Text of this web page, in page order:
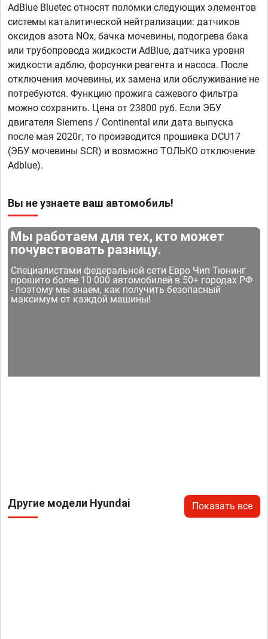
AdBlue Bluetec относят поломки следующих элементов
системы каталитической нейтрализации: датчиков
оксидов азота NOx, бачка мочевины, подогрева бака
или трубопровода жидкости AdBlue, датчика уровня
жидкости адблю, форсунки реагента и насоса. После
отключения мочевины, их замена или обслуживание не
потребуются. Функцию прожига сажевого фильтра
можно сохранить. Цена от 23800 руб. Если ЭБУ
двигателя Siemens / Continental или дата выпуска
после мая 2020г, то производится прошивка DCU17
(ЭБУ мочевины SCR) и возможно ТОЛЬКО отключение
Adblue).
Вы не узнаете ваш автомобиль!
Мы работаем для тех, кто может
почувствовать разницу.
Специалистами федеральной сети Евро Чип Тюнинг
прошито более 10 000 автомобилей в 50+ городах РФ
- поэтому мы знаем, как получить безопасный
максимум от каждой машины!
Другие модели Hyundai Показать все